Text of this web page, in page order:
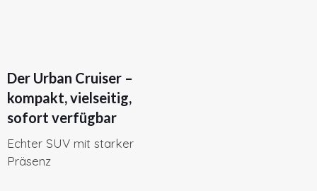
Der Urban Cruiser –
kompakt, vielseitig,
sofort verfügbar
Echter SUV mit starker
Präsenz